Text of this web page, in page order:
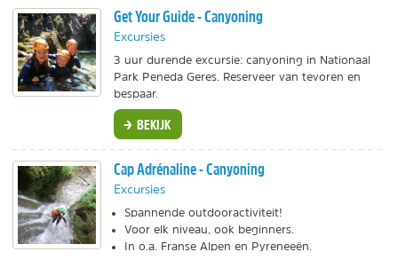
Get Your Guide - Canyoning
Excursies
3 uur durende excursie: canyoning in Nationaal
Park Peneda Geres. Reserveer van tevoren en
bespaar.
BEKIJK
Cap Adrénaline - Canyoning
Excursies
Spannende outdooractiviteit!
Voor elk niveau, ook beginners.
In o.a. Franse Alpen en Pyreneeën.